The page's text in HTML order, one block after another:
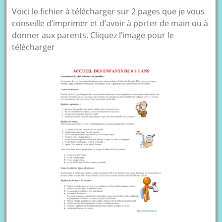
Voici le fichier à télécharger sur 2 pages que je vous
conseille d’imprimer et d’avoir à porter de main ou à
donner aux parents. Cliquez l’image pour le
télécharger